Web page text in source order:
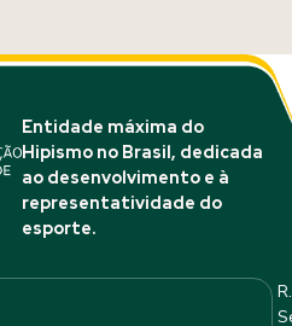
Entidade máxima do
Hipismo no Brasil, dedicada
ao desenvolvimento e à
representatividade do
esporte.
R.